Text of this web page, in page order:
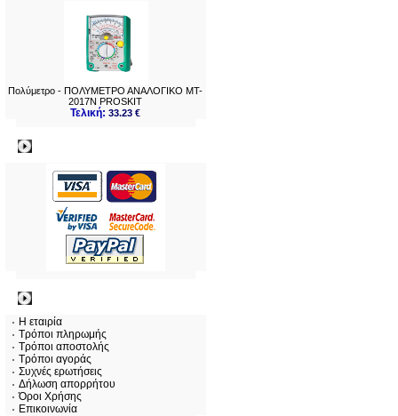
Πολύμετρο - ΠΟΛΥΜΕΤΡΟ ΑΝΑΛΟΓΙΚΟ MT-
2017N PROSKIT
Τελική:33.23 €
Η εταιρία
Τρόποι πληρωμής
Τρόποι αποστολής
Τρόποι αγοράς
Συχνές ερωτήσεις
Δήλωση απορρήτου
Όροι Χρήσης
Επικοινωνία